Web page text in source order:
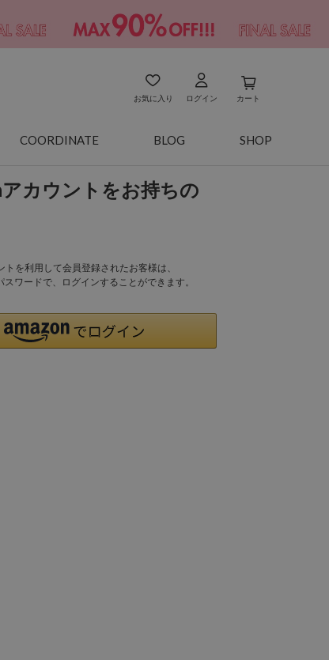
お気に入り ログイン カート
COORDINATE BLOG SHOP
カウントをお持ちの
を利用して会員登録されたお客様は、
ワードで、ログインすることができます。